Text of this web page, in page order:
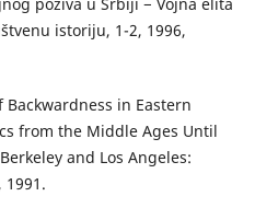
istoriju, 1-2, 1996,
in Eastern
from the Middle Ages Until
and Los Angeles:
1991.